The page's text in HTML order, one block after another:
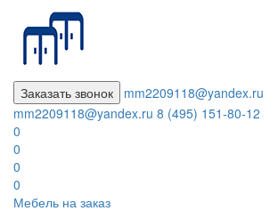
Заказать звонок
mm2209118@yandex.ru
mm2209118@yandex.ru 8 (495) 151-80-12
0
0
0
0
Мебель на заказ